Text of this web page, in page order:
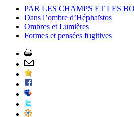
PAR LES CHAMPS ET LES
Dans l’ombre d’Héphaïstos
Ombres et Lumières
Formes et pensées fugitives